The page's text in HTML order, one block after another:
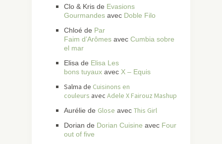
Clo & Kris de Evasions
Gourmandes avec Doble Filo
Chloé de Par
Faim d’Arômes avec Cumbia sobre
el mar
Elisa de Elisa Les
bons tuyaux avec X – Equis
Salma de Cuisinons en
couleurs avec Adele X Fairouz Mashup
Aurélie de Glose avec This Girl
Dorian de Dorian Cuisine avec Four
out of five